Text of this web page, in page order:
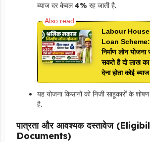
ब्याज दर केवल4%रह जाती है.
Labour
Loan Scheme:
निर्माण लोन
सकते है दो लाख का
देना होता कोई ब्याज
यह योजना किसानों को निजी साहूकारों के
है.
पात्रता और आवश्यक दस्तावेज
Documents)